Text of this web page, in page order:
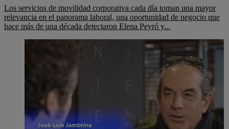
Los servicios de movilidad corporativa cada día toman una mayor
relevancia en el panorama laboral, una oportunidad de negocio que
hace más de una década detectaron Elena Peyró y...